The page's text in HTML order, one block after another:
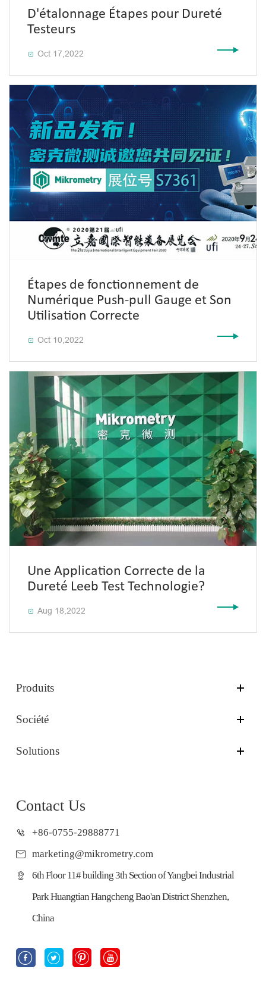
D'étalonnage Étapes pour Dureté
Testeurs
 Oct 17,2022
Étapes de fonctionnement de
Numérique Push-pull Gauge et Son
Utilisation Correcte
 Oct 10,2022
Une Application Correcte de la
Dureté Leeb Test Technologie?
 Aug 18,2022
Produits
Société
Solutions
Contact Us
+86-0755-29888771
marketing@mikrometry.com
6th Floor 11# building 3th Section of Yangbei Industrial
Park Huangtian Hangcheng Bao'an District Shenzhen,
China
   